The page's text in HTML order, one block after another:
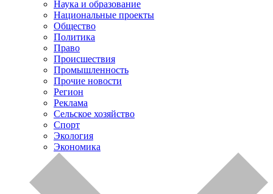
Наука и образование
Национальные проекты
Общество
Политика
Право
Происшествия
Промышленность
Прочие новости
Регион
Реклама
Сельское хозяйство
Спорт
Экология
Экономика